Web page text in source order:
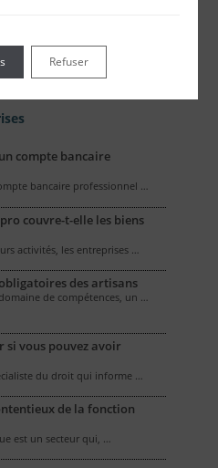
compte bancaire
bancaire professionnel …
couvre-t-elle les biens
activités, les entreprises …
des artisans
de compétences, un …
si vous pouvez avoir
du droit qui informe …
de la fonction
est un secteur qui, …
Refuser